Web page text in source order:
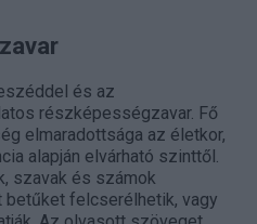
és az
részképességzavar. Fő
elmaradottsága az életkor,
alapján elvárható szinttől.
szavak és számok
felcserélhetik, vagy